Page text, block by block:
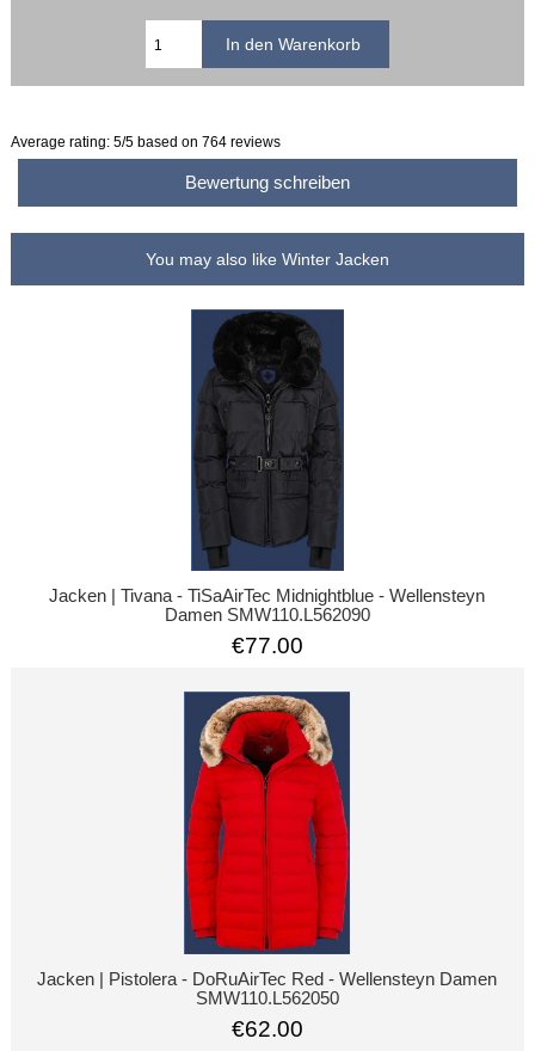
Average rating:5/5 based on764 reviews
Bewertung schreiben
You may also like Winter Jacken
Jacken | Tivana - TiSaAirTec Midnightblue - Wellensteyn
Damen SMW110.L562090
€77.00
Jacken | Pistolera - DoRuAirTec Red - Wellensteyn Damen
SMW110.L562050
€62.00